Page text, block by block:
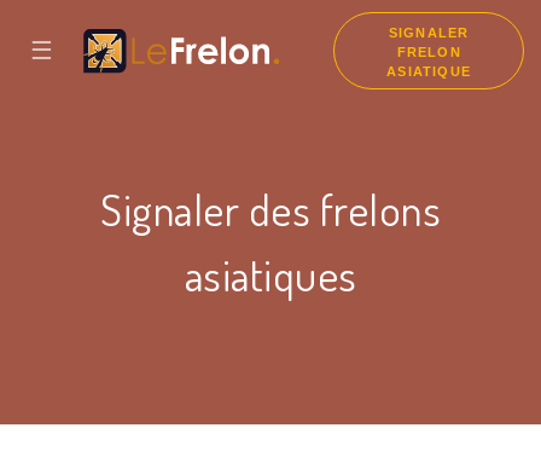
☰
SIGNALER
FRELON
ASIATIQUE
Signaler des frelons
asiatiques